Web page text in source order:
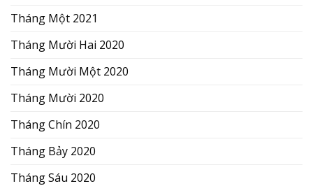
Tháng Một 2021
Tháng Mười Hai 2020
Tháng Mười Một 2020
Tháng Mười 2020
Tháng Chín 2020
Tháng Bảy 2020
Tháng Sáu 2020